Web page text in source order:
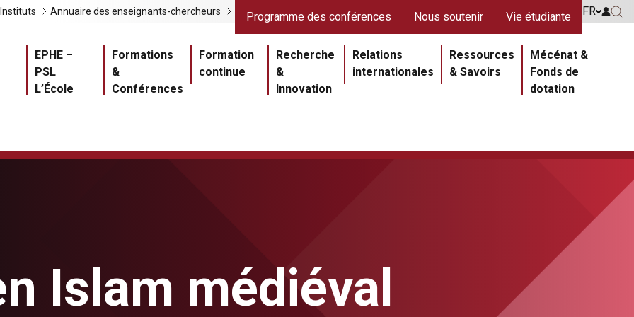
Navigation principale
EPHE –
PSL
L’École
Formations
&
Conférences
Formation
continue
Recherche
&
Innovation
Relations
internationales
Ressources
& Savoirs
Mécénat &
Fonds de
dotation
Liens gris
Instituts Annuaire des enseignants-chercheurs Liens rouges
Programme des conférences Nous soutenir Vie étudiante FR Go to
Go
Islam médiéval